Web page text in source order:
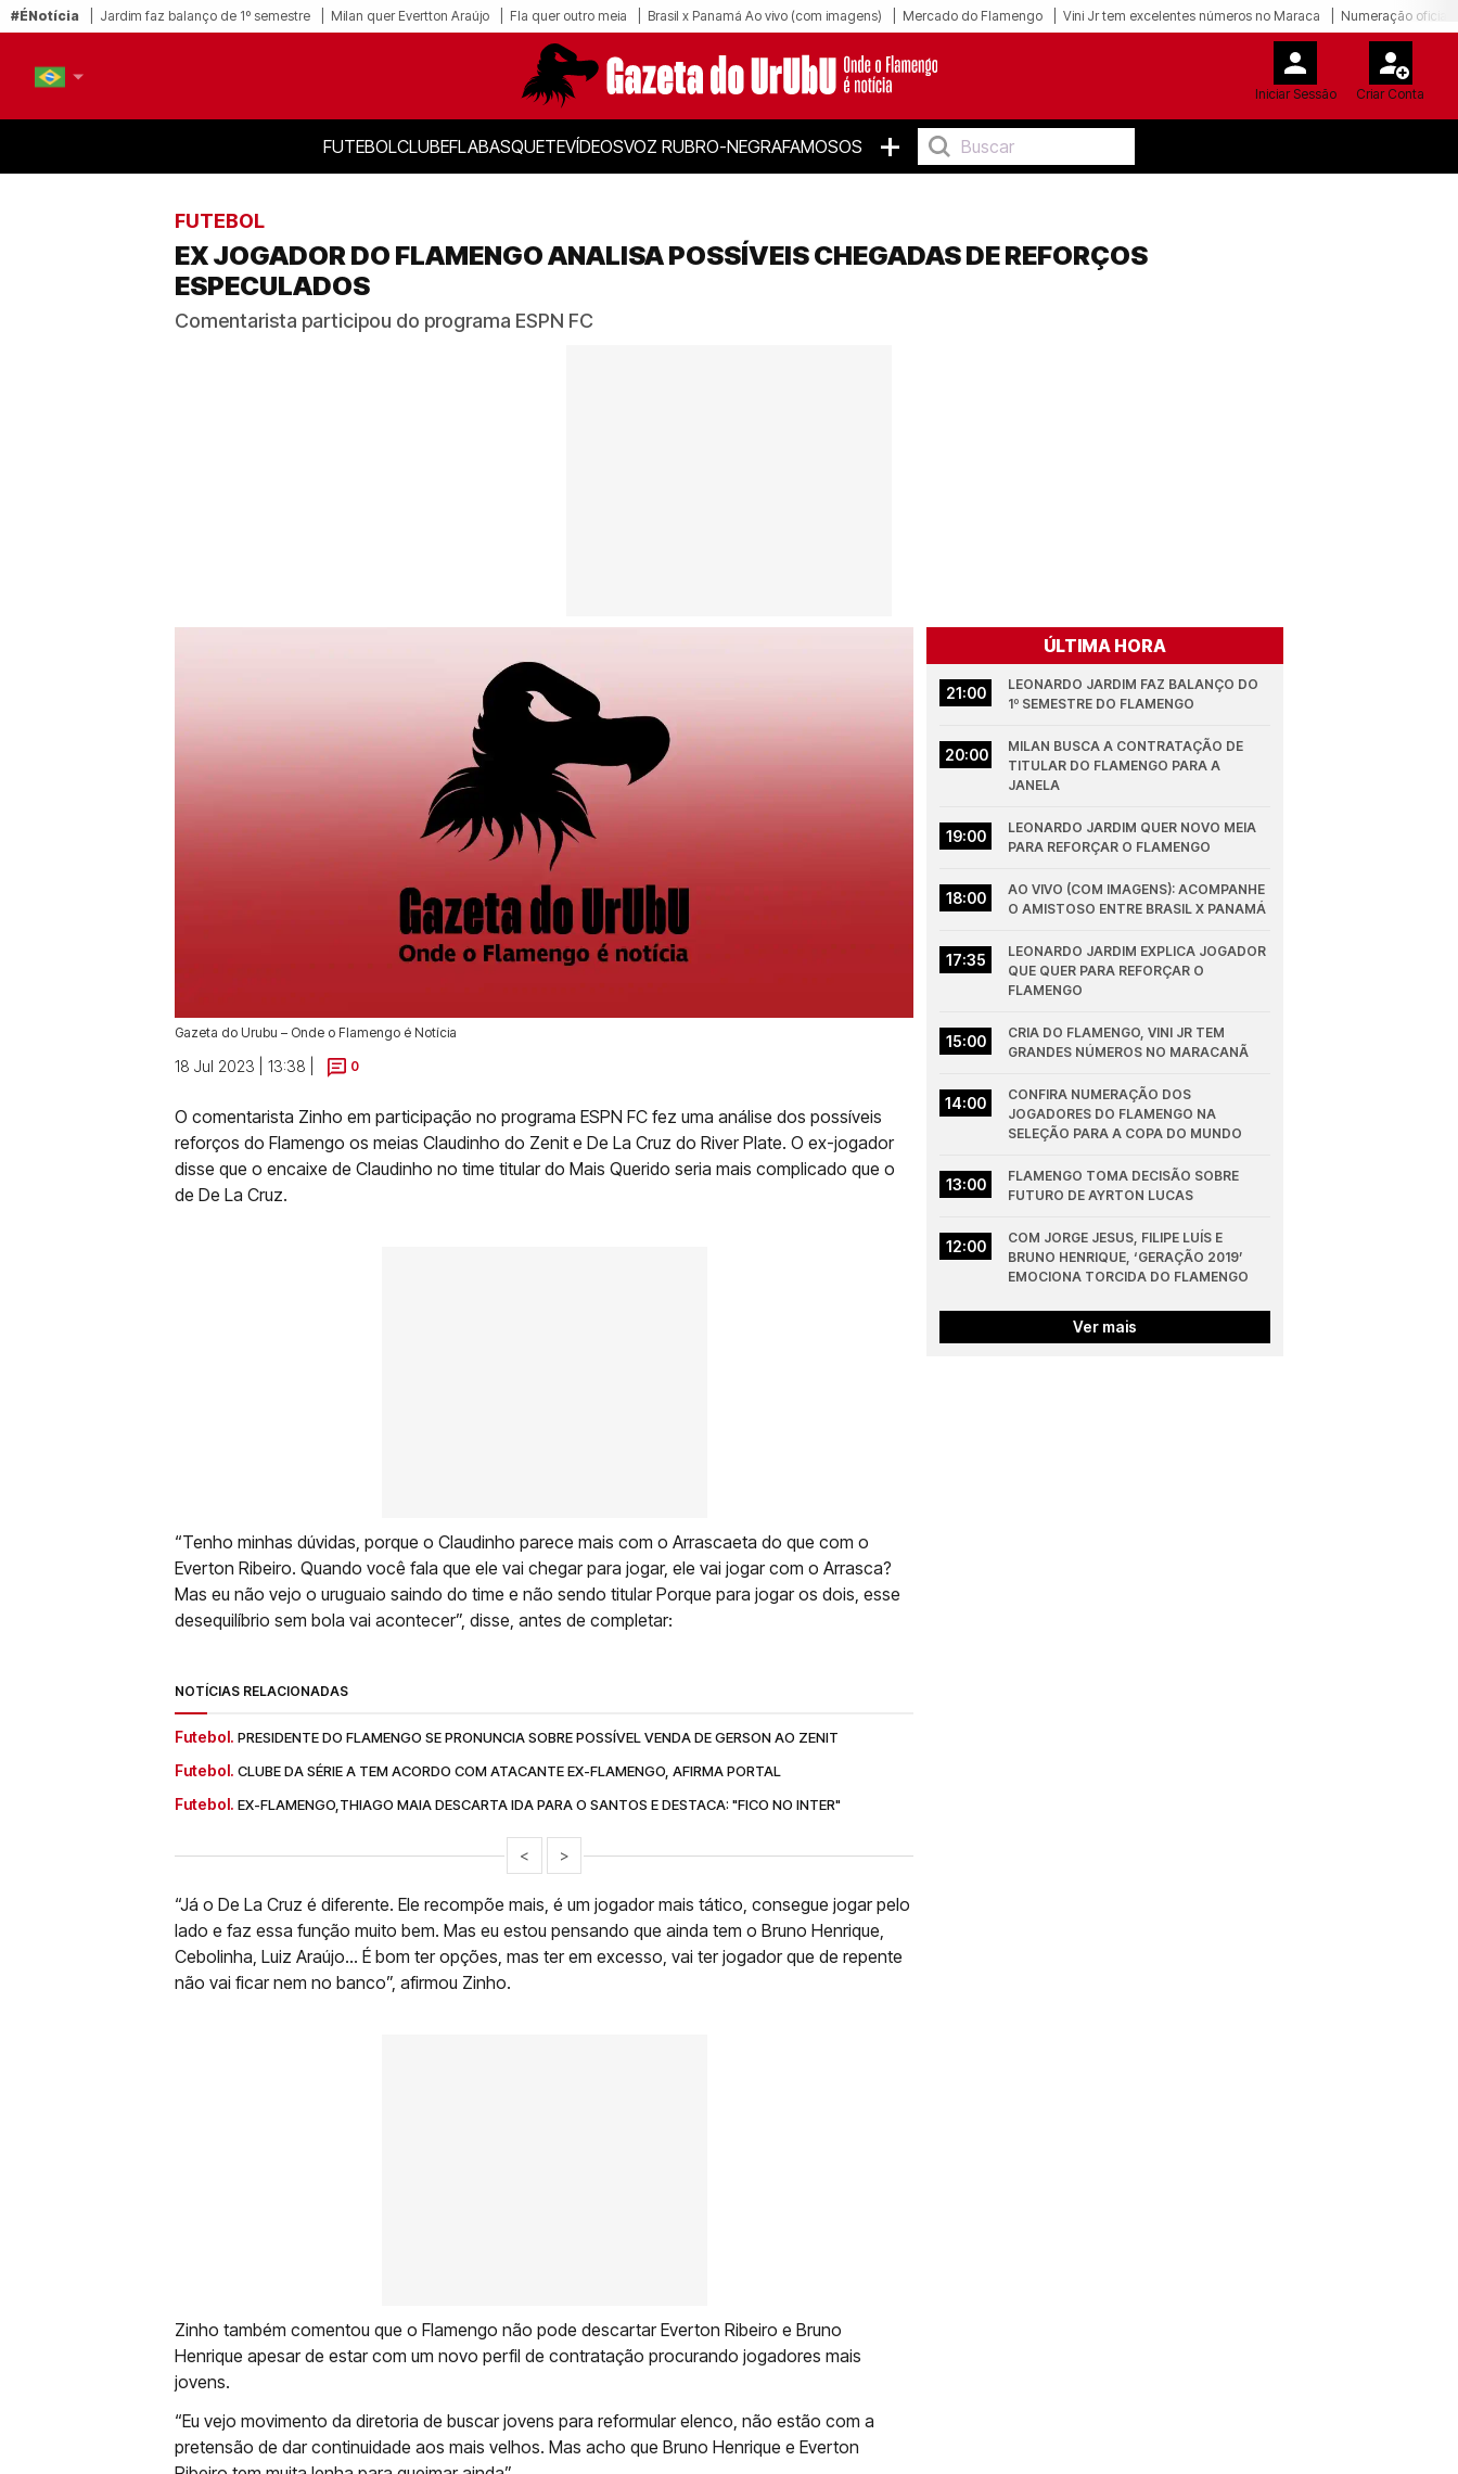
#ÉNotícia Jardim faz balanço de 1º semestre Milan quer Evertton Araújo Fla quer outro meia Brasil x Panamá Ao vivo (com imagens) Mercado do Flamengo Vini Jr tem excelentes números no Maraca Numeração oficial
Iniciar Sessão Criar Conta
FUTEBOLCLUBEFLABASQUETEVÍDEOSVOZ RUBRO-NEGRAFAMOSOS +
FUTEBOL
EX JOGADOR DO FLAMENGO ANALISA POSSÍVEIS CHEGADAS DE REFORÇOS
ESPECULADOS
Comentarista participou do programa ESPN FC
Gazeta do Urubu – Onde o Flamengo é Notícia
18 Jul 2023 | 13:38 | 0
O comentarista Zinho em participação no programa ESPN FC fez uma análise dos possíveis
reforços do Flamengo os meias Claudinho do Zenit e De La Cruz do River Plate. O ex-jogador
disse que o encaixe de Claudinho no time titular do Mais Querido seria mais complicado que o
de De La Cruz.
“Tenho minhas dúvidas, porque o Claudinho parece mais com o Arrascaeta do que com o
Everton Ribeiro. Quando você fala que ele vai chegar para jogar, ele vai jogar com o Arrasca?
Mas eu não vejo o uruguaio saindo do time e não sendo titular Porque para jogar os dois, esse
desequilíbrio sem bola vai acontecer”, disse, antes de completar:
NOTÍCIAS RELACIONADAS
Futebol. PRESIDENTE DO FLAMENGO SE PRONUNCIA SOBRE POSSÍVEL VENDA DE GERSON AO ZENIT
Futebol. CLUBE DA SÉRIE A TEM ACORDO COM ATACANTE EX-FLAMENGO, AFIRMA PORTAL
Futebol. EX-FLAMENGO,THIAGO MAIA DESCARTA IDA PARA O SANTOS E DESTACA: "FICO NO INTER"
< >
“Já o De La Cruz é diferente. Ele recompõe mais, é um jogador mais tático, consegue jogar pelo
lado e faz essa função muito bem. Mas eu estou pensando que ainda tem o Bruno Henrique,
Cebolinha, Luiz Araújo… É bom ter opções, mas ter em excesso, vai ter jogador que de repente
não vai ficar nem no banco”, afirmou Zinho.
Zinho também comentou que o Flamengo não pode descartar Everton Ribeiro e Bruno
Henrique apesar de estar com um novo perfil de contratação procurando jogadores mais
jovens.
“Eu vejo movimento da diretoria de buscar jovens para reformular elenco, não estão com a
pretensão de dar continuidade aos mais velhos. Mas acho que Bruno Henrique e Everton
ÚLTIMA HORA
21:00
LEONARDO JARDIM FAZ BALANÇO DO
1º SEMESTRE DO FLAMENGO
20:00
MILAN BUSCA A CONTRATAÇÃO DE
TITULAR DO FLAMENGO PARA A
JANELA
19:00
LEONARDO JARDIM QUER NOVO MEIA
PARA REFORÇAR O FLAMENGO
18:00
AO VIVO (COM IMAGENS): ACOMPANHE
O AMISTOSO ENTRE BRASIL X PANAMÁ
17:35
LEONARDO JARDIM EXPLICA JOGADOR
QUE QUER PARA REFORÇAR O
FLAMENGO
15:00
CRIA DO FLAMENGO, VINI JR TEM
GRANDES NÚMEROS NO MARACANÃ
14:00
CONFIRA NUMERAÇÃO DOS
JOGADORES DO FLAMENGO NA
SELEÇÃO PARA A COPA DO MUNDO
13:00
FLAMENGO TOMA DECISÃO SOBRE
FUTURO DE AYRTON LUCAS
12:00
COM JORGE JESUS, FILIPE LUÍS E
BRUNO HENRIQUE, ‘GERAÇÃO 2019’
EMOCIONA TORCIDA DO FLAMENGO
Ver mais